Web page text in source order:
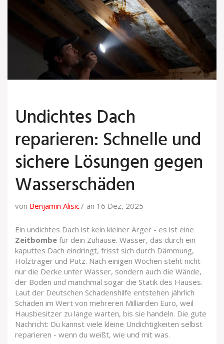
Undichtes Dach
reparieren: Schnelle und
sichere Lösungen gegen
Wasserschäden
von Benjamin Alisic an 16 Dez, 2025
Ein undichtes Dach ist kein kleiner Ärger - es ist eine
Zeitbombe für dein Zuhause. Wasser, das durch ein
kaputtes Dach eindringt, frisst sich durch Dämmung,
Holzträger und Putz. Nach einigen Wochen steht nicht
nur die Decke unter Wasser, sondern auch die Wände,
der Boden und manchmal sogar die Statik des Hauses.
Laut der Deutschen Schadenshilfe entstehen jährlich
Schäden im Wert von mehreren Milliarden Euro, weil
Hausbesitzer zu lange warten, bis sie handeln. Die gute
Nachricht: Du kannst viele kleine Undichtigkeiten selbst
reparieren - wenn du weißt, wie und mit was.